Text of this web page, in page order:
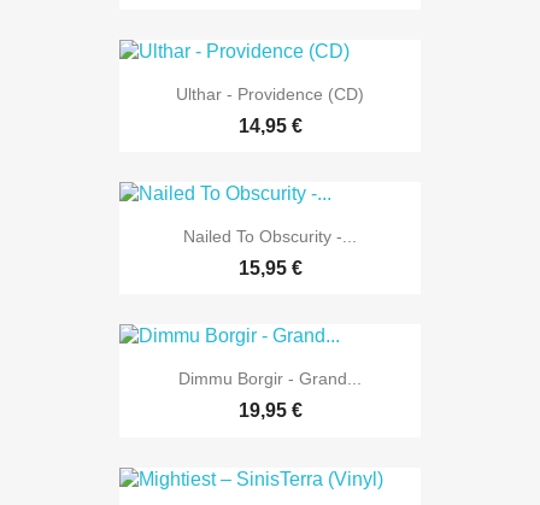
Ulthar - Providence (CD)
14,95 €
Nailed To Obscurity -...
15,95 €
Dimmu Borgir - Grand...
19,95 €